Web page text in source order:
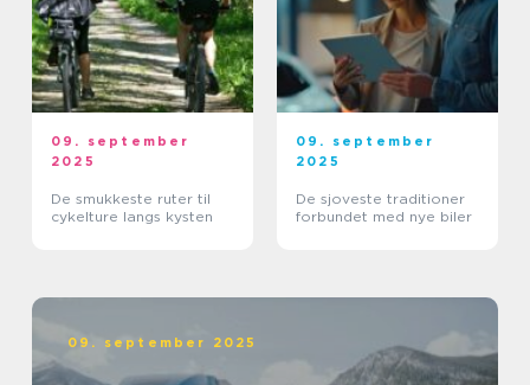
09. september
2025
De smukkeste ruter til
cykelture langs kysten
09. september
2025
De sjoveste traditioner
forbundet med nye biler
09. september 2025